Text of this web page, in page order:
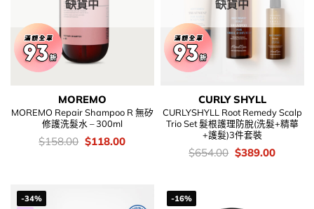
缺貨中
MOREMO
MOREMO Repair Shampoo R 無矽
修護洗髮水 – 300ml
價
$158.00 Original
$118.00Current
缺貨中
CURLY SHYLL
CURLYSHYLL Root Remedy Scalp
Trio Set 髮根護理防脫(洗髮+精華
+護髮)3件套裝
價
$654.00 Original
$389.00Current
-34%
-16%